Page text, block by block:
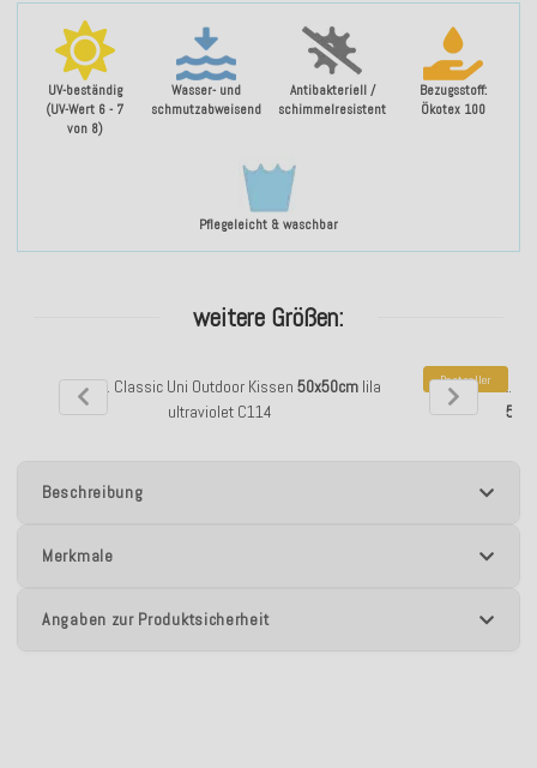
UV-beständig
(UV-Wert 6 - 7
von 8)
Wasser- und
schmutzabweisend
Antibakteriell /
schimmelresistent
Bezugsstoff:
Ökotex 100
Pflegeleicht & waschbar
weitere Größen:
H.O.C.K. Classic Uni Outdoor Kissen 50x50cm lila
ultraviolet C114
Bestseller
H.O.C.K.
Beschreibung
Merkmale
Angaben zur Produktsicherheit